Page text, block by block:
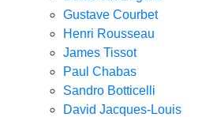
Gustave Courbet
Henri Rousseau
James Tissot
Paul Chabas
Sandro Botticelli
David Jacques-Louis